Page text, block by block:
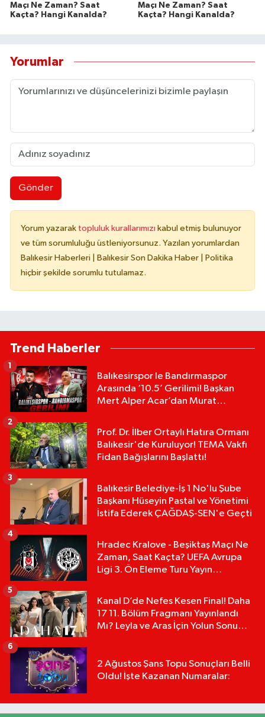
Maçı Ne Zaman? Saat
Kaçta? Hangi Kanalda?
Maçı Ne Zaman? Saat
Kaçta? Hangi Kanalda?
Yorumlar
Gönder
Yorum yazarak topluluk kurallarımızı kabul etmiş bulunuyor
ve tüm sorumluluğu üstleniyorsunuz. Yazılan yorumlardan
Balıkesir Haberleri | Balıkesir Son Dakika Haber | Politika
hiçbir şekilde sorumlu tutulamaz.
Trend Haberler
Balıkesirspor le Bandırmaspor
Arasında ‘10.5’ Gerilimi! Başkan
Mert Alper Acar’dan Murat
1
Prof. Dr. İlber Ortaylı Hatıra Ormanı
Balıkesir'de Kuruluyor! TEMA Vakfı
Fidan Bağışlarını Başlattı!
2
Balıkesir Belediye-İş 1 No'lu Şube
Başkanı Hüseyin Pastal ve Yönetimi
İstifa Ederek ÇAĞDAŞ-SEN'e Geçti
3
Hradec Kralove - Beşiktaş Maçı Ne
Zaman, Saat Kaçta? UEFA Avrupa
Ligi 3. Ön Eleme Turu Yayın
4
Kanal D’de Nefes Kesen Final! Daha
17 11. Bölüm Fragmanı Yayınlandı
Mı? Leyla ve Aras İçin Yolun Sonu
5
2 Ağustos Şans Topu Sonuçları Belli
Oldu! İşte Kazanan Numaralar:
6